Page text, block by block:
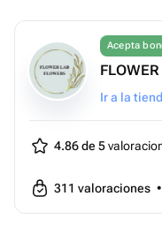
Acepta
Ir a la
4.86 de 5
311 valoraciones •